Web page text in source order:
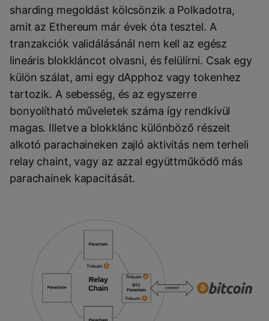
sharding megoldást kölcsönzik a Polkadotra,
amit az Ethereum már évek óta tesztel. A
tranzakciók validálásánál nem kell az egész
lineáris blokkláncot olvasni, és felülírni. Csak egy
külön szálat, ami egy dApphoz vagy tokenhez
tartozik. A sebesség, és az egyszerre
bonyolítható műveletek száma így rendkívül
magas. Illetve a blokklánc különböző részeit
alkotó parachaineken zajló aktivitás nem terheli
relay chaint, vagy az azzal együttműködő más
parachainek kapacitását.